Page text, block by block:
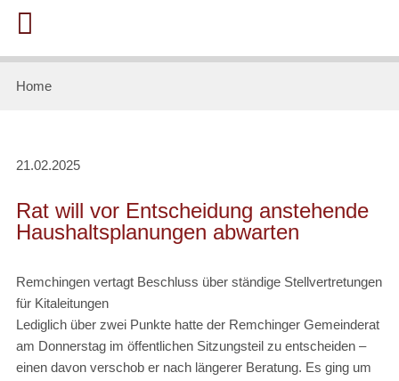
Home
21.02.2025
Rat will vor Entscheidung anstehende
Haushaltsplanungen abwarten
Remchingen vertagt Beschluss über ständige Stellvertretungen
für Kitaleitungen
Lediglich über zwei Punkte hatte der Remchinger Gemeinderat
am Donnerstag im öffentlichen Sitzungsteil zu entscheiden –
einen davon verschob er nach längerer Beratung. Es ging um